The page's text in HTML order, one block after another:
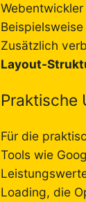
Zusätzlich
Layout-
Praktische
Für die
Tools wie
Loading, die